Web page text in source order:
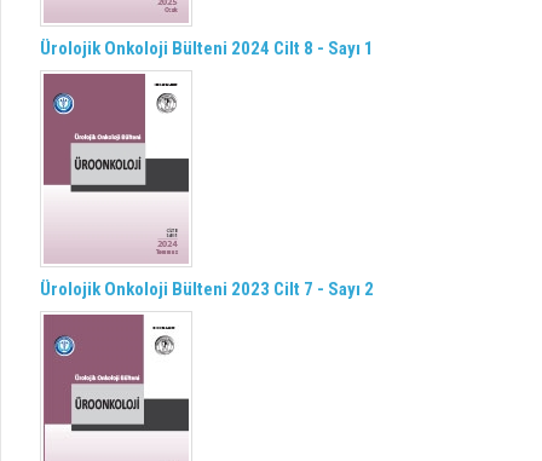
Ürolojik Onkoloji Bülteni 2024 Cilt 8 - Sayı 1
Ürolojik Onkoloji Bülteni 2023 Cilt 7 - Sayı 2